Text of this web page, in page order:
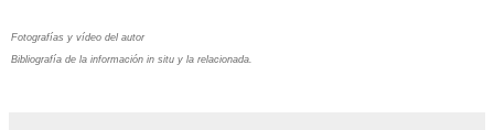
Fotografías y vídeo del autor
Bibliografía de la información in situ y la relacionada.